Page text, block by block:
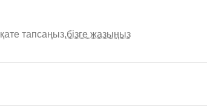
тапсаңыз,бізге жазыңыз